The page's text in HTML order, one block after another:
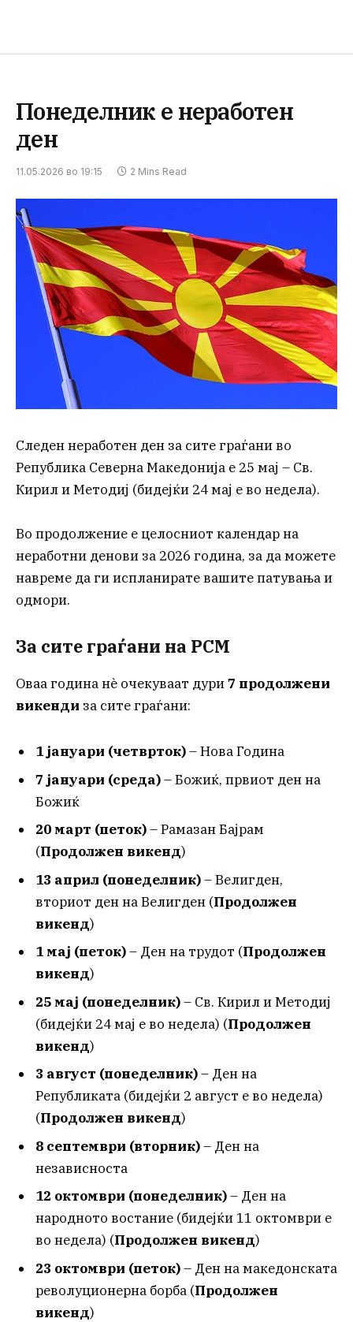
Понеделник е неработен
ден
11.05.2026 во 19:15 2 Mins Read
Следен неработен ден за сите граѓани во
Република Северна Македонија е 25 мај – Св.
Кирил и Методиј (бидејќи 24 мај е во недела).
Во продолжение е целосниот календар на
неработни денови за 2026 година, за да можете
навреме да ги испланирате вашите патувања и
одмори.
За сите граѓани на РСМ
Оваа година нè очекуваат дури7 продолжени
викенди за сите граѓани:
1 јануари (четврток)– Нова Година
7 јануари (среда)– Божиќ, првиот ден на
Божиќ
20 март (петок)– Рамазан Бајрам
(Продолжен викенд)
13 април (понеделник)– Велигден,
вториот ден на Велигден (Продолжен
викенд)
1 мај (петок)– Ден на трудот (Продолжен
викенд)
25 мај (понеделник)– Св. Кирил и Методиј
(бидејќи 24 мај е во недела) (Продолжен
викенд)
3 август (понеделник)– Ден на
Републиката (бидејќи 2 август е во недела)
(Продолжен викенд)
8 септември (вторник)– Ден на
независноста
12 октомври (понеделник)– Ден на
народното востание (бидејќи 11 октомври е
во недела) (Продолжен викенд)
23 октомври (петок)– Ден на македонската
револуционерна борба (Продолжен
викенд)